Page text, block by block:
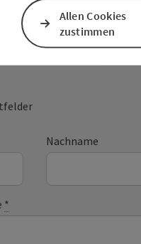
an
Nachname
*
Allen Cookies
zustimmen